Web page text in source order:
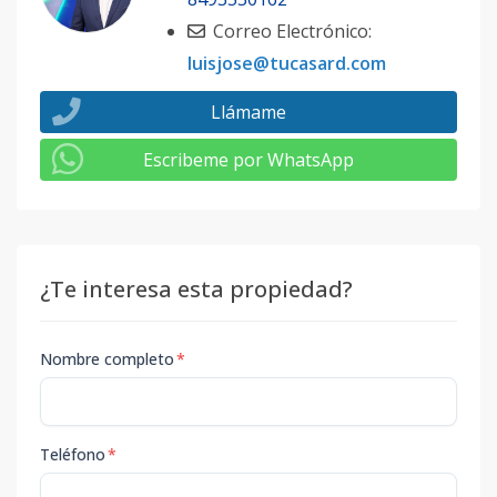
Correo Electrónico:
luisjose@tucasard.com
Llámame
Escribeme por WhatsApp
¿Te interesa esta propiedad?
Nombre completo*
Teléfono*